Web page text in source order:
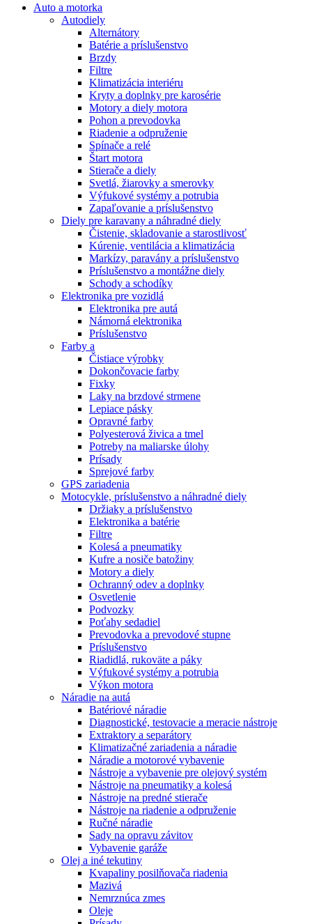
Auto a motorka
Autodiely
Alternátory
Batérie a príslušenstvo
Brzdy
Filtre
Klimatizácia interiéru
Kryty a doplnky pre karosérie
Motory a diely motora
Pohon a prevodovka
Riadenie a odpruženie
Spínače a relé
Štart motora
Stierače a diely
Svetlá, žiarovky a smerovky
Výfukové systémy a potrubia
Zapaľovanie a príslušenstvo
Diely pre karavany a náhradné diely
Čistenie, skladovanie a starostlivosť
Kúrenie, ventilácia a klimatizácia
Markízy, paravány a príslušenstvo
Príslušenstvo a montážne diely
Schody a schodíky
Elektronika pre vozidlá
Elektronika pre autá
Námorná elektronika
Príslušenstvo
Farby a
Čistiace výrobky
Dokončovacie farby
Fixky
Laky na brzdové strmene
Lepiace pásky
Opravné farby
Polyesterová živica a tmel
Potreby na maliarske úlohy
Prísady
Sprejové farby
GPS zariadenia
Motocykle, príslušenstvo a náhradné diely
Držiaky a príslušenstvo
Elektronika a batérie
Filtre
Kolesá a pneumatiky
Kufre a nosiče batožiny
Motory a diely
Ochranný odev a doplnky
Osvetlenie
Podvozky
Poťahy sedadiel
Prevodovka a prevodové stupne
Príslušenstvo
Riadidlá, rukoväte a páky
Výfukové systémy a potrubia
Výkon motora
Náradie na autá
Batériové náradie
Diagnostické, testovacie a meracie nástroje
Extraktory a separátory
Klimatizačné zariadenia a náradie
Náradie a motorové vybavenie
Nástroje a vybavenie pre olejový systém
Nástroje na pneumatiky a kolesá
Nástroje na predné stierače
Nástroje na riadenie a odpruženie
Ručné náradie
Sady na opravu závitov
Vybavenie garáže
Olej a iné tekutiny
Kvapaliny posilňovača riadenia
Mazivá
Nemrznúca zmes
Oleje